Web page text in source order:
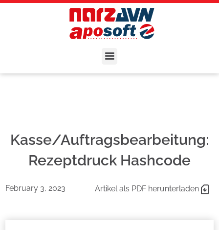
Kasse/Auftragsbearbeitung:
Rezeptdruck Hashcode
February 3, 2023 Artikel als PDF herunterladen